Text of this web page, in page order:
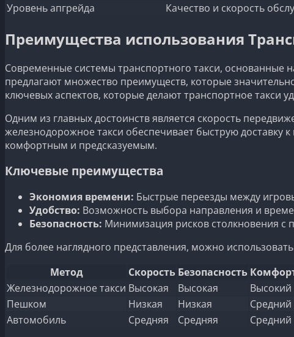
Уровень апгрейда
Качество и скорость
Преимущества использования
Современные системы транспортного такси, основанные
предлагают множество преимуществ, которые
ключевых аспектов, которые делают транспортное
Одним из главных достоинств является скорость
железнодорожное такси обеспечивает быструю доставку
комфортным и предсказуемым.
Ключевые преимущества
Экономия времени: Быстрые переезды между
Удобство: Возможность выбора направления и
Безопасность: Минимизация рисков столкновения с
Для более наглядного представления, можно
Метод
Скорость Безопасность
Железнодорожное такси Высокая Высокая
Высокий
Пешком
Низкая Низкая
Средний
Автомобиль
Средняя Средняя
Средний